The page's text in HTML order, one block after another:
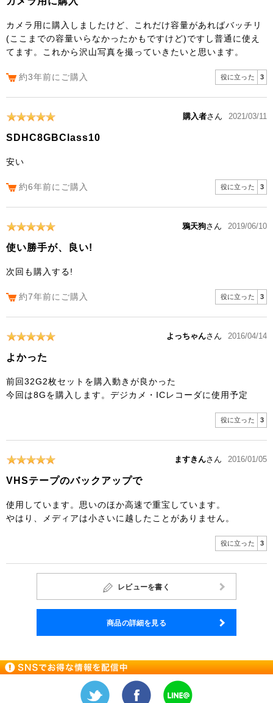
カメラ用に購入しましたけど、これだけ容量があればバッチリ
(ここまでの容量いらなかったかもですけど)ですし普通に使え
てます。これから沢山写真を撮っていきたいと思います。
約3年前にご購入 役に立った 3
購入者さん 2021/03/11
SDHC8GBClass10
安い
約6年前にご購入 役に立った 3
鴉天狗さん 2019/06/10
使い勝手が、良い!
次回も購入する!
約7年前にご購入 役に立った 3
よっちゃんさん 2016/04/14
よかった
前回32G2枚セットを購入動きが良かった
今回は8Gを購入します。デジカメ・ICレコーダに使用予定
役に立った 3
ますきんさん 2016/01/05
VHSテープのバックアップで
使用しています。思いのほか高速で重宝しています。
やはり、メディアは小さいに越したことがありません。
役に立った 3
レビューを書く
商品の詳細を見る